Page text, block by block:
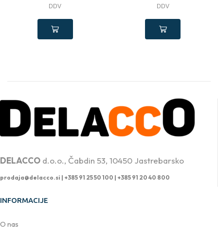
DDV
DDV
DELACCO d.o.o., Čabdin 53, 10450 Jastrebarsko
prodaja@delacco.si | +385 91 25 50 100 | +385 91 20 40 800
INFORMACIJE
O nas